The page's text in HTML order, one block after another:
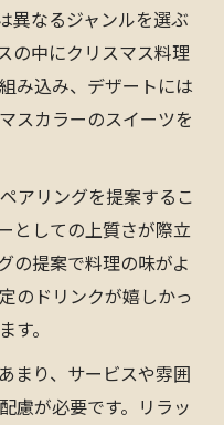
異なるジャンルを選ぶ
の中にクリスマス料理
み込み、デザートには
スカラーのスイーツを
アリングを提案するこ
としての上質さが際立
の提案で料理の味がよ
のドリンクが嬉しかっ
す。
まり、サービスや雰囲
慮が必要です。リラッ